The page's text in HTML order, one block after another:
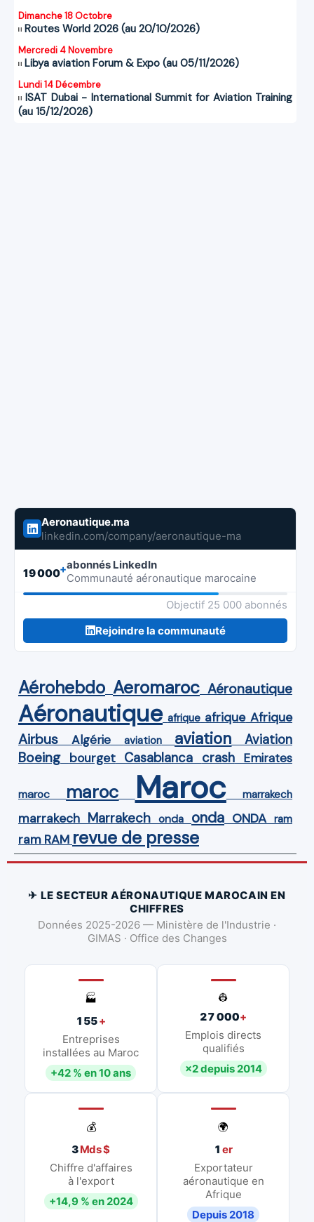
Dimanche 18 Octobre
Routes World 2026 (au 20/10/2026)
Mercredi 4 Novembre
Libya aviation Forum & Expo (au 05/11/2026)
Lundi 14 Décembre
ISAT Dubai - International Summit for Aviation Training
(au 15/12/2026)
Aeronautique.ma
linkedin.com/company/aeronautique-ma
19 000+abonnés LinkedIn
Communauté aéronautique marocaine
Objectif 25 000 abonnés
Rejoindre la communauté
Aérohebdo Aeromaroc Aéronautique
Aéronautique afrique afrique Afrique
Airbus Algérie aviation aviation Aviation
Boeing bourget Casablanca crash Emirates
maroc maroc Maroc marrakech
marrakech Marrakech onda onda ONDA ram
ram RAM revue de presse
✈ LE SECTEUR AÉRONAUTIQUE MAROCAIN EN
CHIFFRES
Données 2025-2026 — Ministère de l'Industrie ·
GIMAS · Office des Changes
🏭
155+
Entreprises
installées au Maroc
+42 % en 10 ans
👷
27 000+
Emplois directs
qualifiés
×2 depuis 2014
💰
3Mds $
Chiffre d'affaires
à l'export
+14,9 % en 2024
🌍
1 er
Exportateur
aéronautique en
Afrique
Depuis 2018